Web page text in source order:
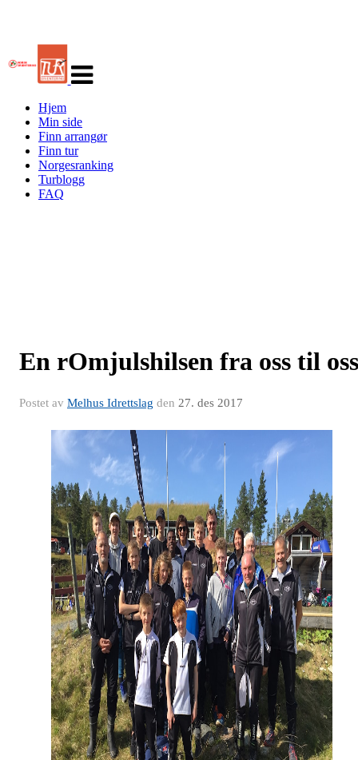
navigasjon
Hjem
Min side
Finn arrangør
Finn tur
Norgesranking
Turblogg
FAQ
En rOmjulshilsen fra oss til oss
Postet av Melhus Idrettslag den 27. des 2017